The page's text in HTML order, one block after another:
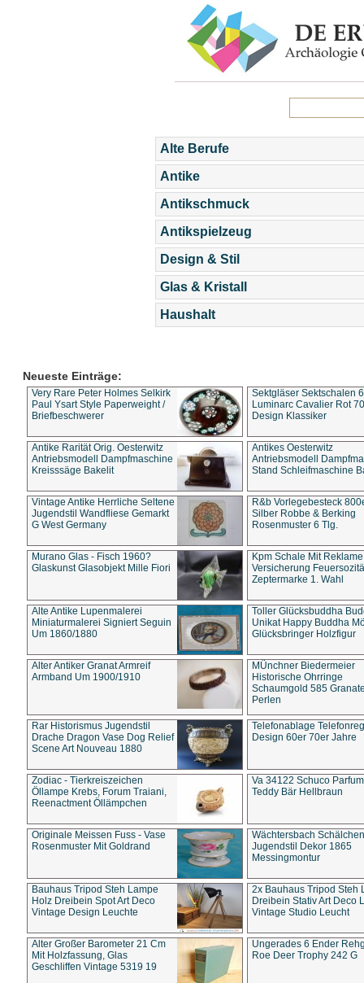
Alte Berufe
Antike
Antikschmuck
Antikspielzeug
Design & Stil
Glas & Kristall
Haushalt
Neueste Einträge:
Very Rare Peter Holmes Selkirk
Paul Ysart Style Paperweight /
Briefbeschwerer
Sektgläser Sektschalen
Luminarc Cavalier Rot
Design Klassiker
Antike Rarität Orig. Oesterwitz
Antriebsmodell Dampfmaschine
Kreisssäge Bakelit
Antikes Oesterwitz
Antriebsmodell
Stand Schleifmaschine
Vintage Antike Herrliche Seltene
Jugendstil Wandfliese Gemarkt
G West Germany
R&b Vorlegebesteck
Silber Robbe & Berking
Rosenmuster 6 Tlg.
Murano Glas - Fisch 1960?
Glaskunst Glasobjekt Mille Fiori
Kpm Schale Mit Reklame
Versicherung
Zeptermarke 1. Wahl
Alte Antike Lupenmalerei
Miniaturmalerei Signiert Seguin
Um 1860/1880
Toller Glücksbuddha
Unikat Happy Buddha
Glücksbringer Holzfigur
Alter Antiker Granat Armreif
Armband Um 1900/1910
MÜnchner Biedermeier
Historische Ohrringe
Schaumgold 585
Perlen
Rar Historismus Jugendstil
Drache Dragon Vase Dog Relief
Scene Art Nouveau 1880
Telefonablage
Design 60er 70er Jahre
Zodiac - Tierkreiszeichen
Öllampe Krebs, Forum Traiani,
Reenactment Öllämpchen
Va 34122 Schuco
Teddy Bär Hellbraun
Originale Meissen Fuss - Vase
Rosenmuster Mit Goldrand
Wächtersbach Schälchen
Jugendstil Dekor 1865
Messingmontur
Bauhaus Tripod Steh Lampe
Holz Dreibein Spot Art Deco
Vintage Design Leuchte
2x Bauhaus Tripod Steh
Dreibein Stativ Art Deco
Vintage Studio Leucht
Alter Großer Barometer 21 Cm
Mit Holzfassung, Glas
Geschliffen Vintage 5319 19
Ungerades 6 Ender
Roe Deer Trophy 242 G